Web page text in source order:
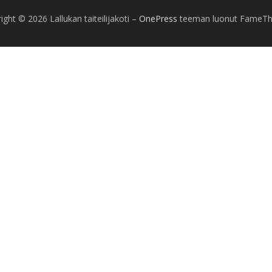
© 2026 Lallukan taiteilijakoti – OnePress teeman luonut